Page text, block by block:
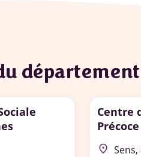
département
Centre
Précoce
place